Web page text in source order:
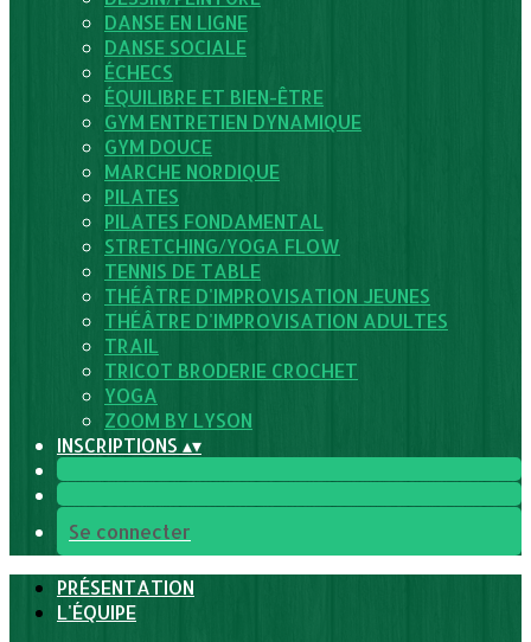
DANSE EN LIGNE
DANSE SOCIALE
ÉCHECS
ÉQUILIBRE ET BIEN-ÊTRE
GYM ENTRETIEN DYNAMIQUE
GYM DOUCE
MARCHE NORDIQUE
PILATES
PILATES FONDAMENTAL
STRETCHING/YOGA FLOW
TENNIS DE TABLE
THÉÂTRE D'IMPROVISATION JEUNES
THÉÂTRE D'IMPROVISATION ADULTES
TRAIL
TRICOT BRODERIE CROCHET
YOGA
ZOOM BY LYSON
INSCRIPTIONS ▴▾
Se connecter
PRÉSENTATION
L'ÉQUIPE